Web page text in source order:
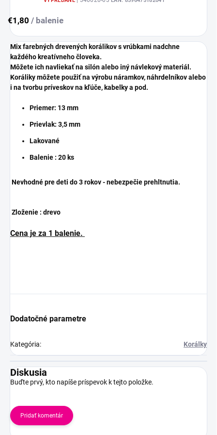
€1,80 / balenie
Mix farebných drevených korálikov s vrúbkami nadchne
každého kreatívneho človeka.
Môžete ich navliekať na silón alebo iný návlekový materiál.
Koráliky môžete použiť na výrobu náramkov, náhrdelníkov alebo
i na tvorbu príveskov na kľúče, kabelky a pod.
Priemer: 13 mm
Prievlak: 3,5 mm
Lakované
Balenie : 20 ks
Nevhodné pre deti do 3 rokov - nebezpečie prehltnutia.
Zloženie : drevo
Cena je za 1 balenie.
Dodatočné parametre
Kategória: Korálky
Diskusia
Buďte prvý, kto napíše príspevok k tejto položke.
Pridať komentár